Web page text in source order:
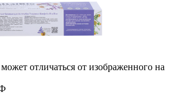
отличаться от изображенного на